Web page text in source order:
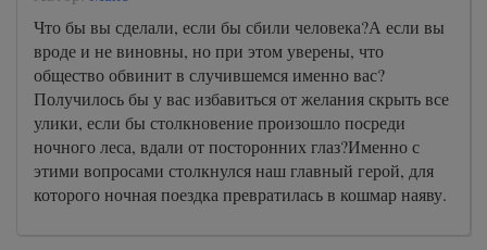
Что бы вы сделали, если бы сбили человека?А если вы
вроде и не виновны, но при этом уверены, что
общество обвинит в случившемся именно вас?
Получилось бы у вас избавиться от желания скрыть все
улики, если бы столкновение произошло посреди
ночного леса, вдали от посторонних глаз?Именно с
этими вопросами столкнулся наш главный герой, для
которого ночная поездка превратилась в кошмар наяву.